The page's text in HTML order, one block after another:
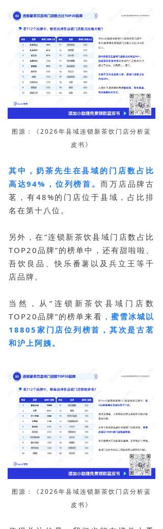
图源：《2026年县域连锁新茶饮门店分析蓝
皮书》
其中，奶茶先生在县域的门店数占比
高达94%，位列榜首。而万店品牌古
茗，有48%的门店位于县域，占比排
名在第十八位。
另外，在“连锁新茶饮县域门店数占比
TOP20品牌”的榜单中，还有甜啦啦、
吾饮良品、快乐番薯以及兵立王等千
店品牌。
当然，从“连锁新茶饮县域门店数
TOP20品牌”的榜单来看， 蜜雪冰城以
18805家门店位列榜首，其次是古茗
和沪上阿姨。
图源：《2026年县域连锁新茶饮门店分析蓝
皮书》